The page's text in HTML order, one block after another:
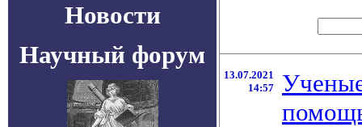
Новости
Научный форум
13.07.2021
14:57